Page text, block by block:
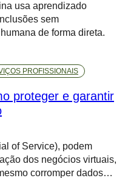
usa aprendizado
sem
de forma direta.
PROFISSIONAIS
proteger e garantir
of Service), podem
dos negócios virtuais,
corromper dados